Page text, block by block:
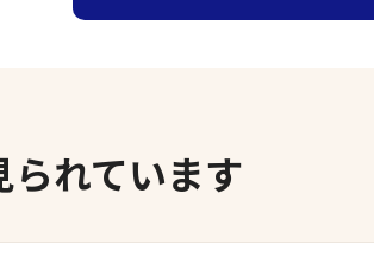
られています